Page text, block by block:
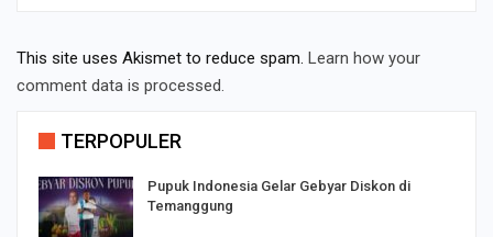
This site uses Akismet to reduce spam. Learn how your
comment data is processed.
TERPOPULER
Pupuk Indonesia Gelar Gebyar Diskon di
Temanggung